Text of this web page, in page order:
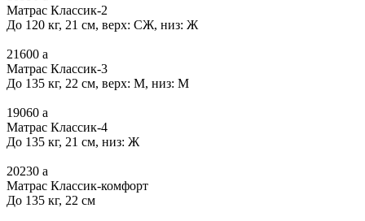
Матрас Классик-2
До 120 кг, 21 см, верх: СЖ, низ: Ж
21600 a
Матрас Классик-3
До 135 кг, 22 см, верх: М, низ: М
19060 a
Матрас Классик-4
До 135 кг, 21 см, низ: Ж
20230 a
Матрас Классик-комфорт
До 135 кг, 22 см